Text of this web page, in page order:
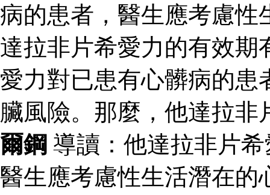
病的患者，醫生應考慮性
達拉非片希愛力的有效期
愛力對已患有心髒病的患
臟風險。那麼，他達拉
爾鋼 導讀：他達拉非片
醫生應考慮性生活潛在的